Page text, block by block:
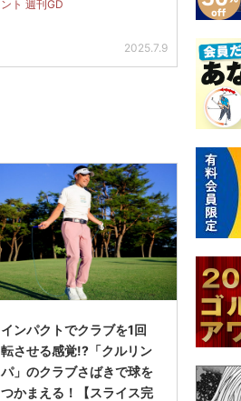
ント 週刊GD
2025.7.9
インパクトでクラブを1回
転させる感覚!?「クルリン
パ」のクラブさばきで球を
つかまえる！【スライス完